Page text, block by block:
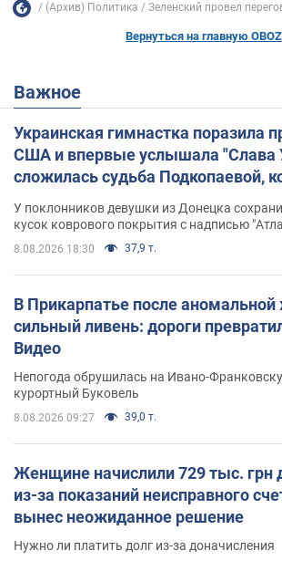
(Архив) Политика Зеленский провел
Вернуться на главную OBOZ
Важное
Украинская гимнастка поразила
США и впервые услышала "Слава
сложилась судьба Подкопаевой,
У поклонников девушки из Донецка
кусок коврового покрытия с надписью
8.08.2026 18:30 37,9 т.
В Прикарпатье после
сильный ливень: дороги
Видео
Непогода обрушилась на Ивано-
курортный Буковель
8.08.2026 09:27 39,0 т.
Женщине начислили 729 тыс. грн
из-за показаний неисправного
вынес неожиданное решение
Нужно ли платить долг из-за доначисления